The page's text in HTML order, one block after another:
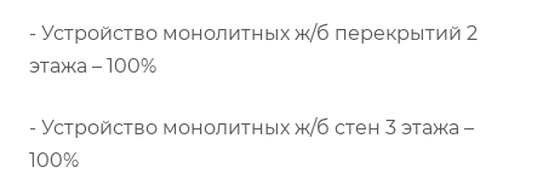
- Устройство монолитных ж/б перекрытий 2
этажа – 100%
- Устройство монолитных ж/б стен 3 этажа –
100%